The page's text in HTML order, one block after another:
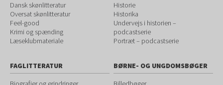
Dansk skønlitteratur
Oversat skønlitteratur
Feel-good
Krimi og spænding
Læseklubmateriale
Historie
Historika
Undervejs i historien –
podcastserie
Portræt – podcastserie
FAGLITTERATUR
BØRNE- OG UNGDOMSBØGER